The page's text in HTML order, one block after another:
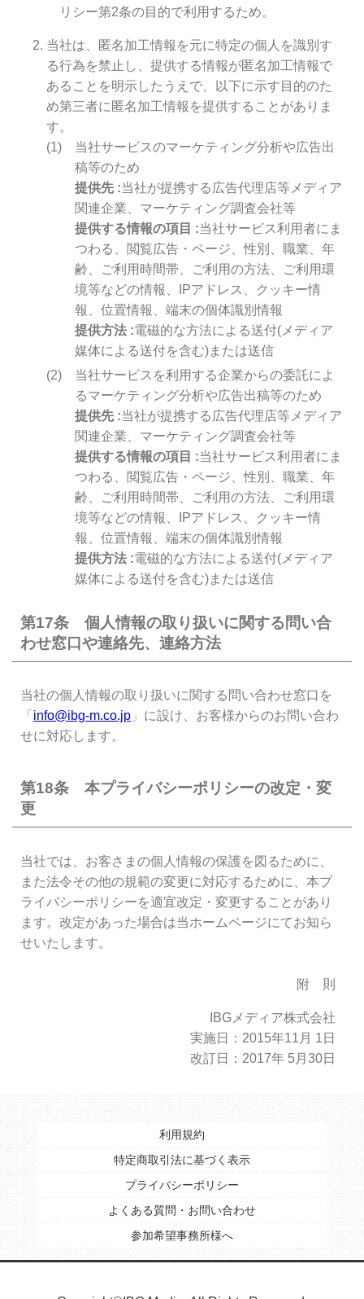
リシー第2条の目的で利用するため。
当社は、匿名加工情報を元に特定の個人を識別す
る行為を禁止し、提供する情報が匿名加工情報で
あることを明示したうえで、以下に示す目的のた
め第三者に匿名加工情報を提供することがありま
す。
当社サービスのマーケティング分析や広告出
稿等のため
提供先 当社が提携する広告代理店等メディア
関連企業、マーケティング調査会社等
提供する情報の項目
当社サービス利用者にま
つわる、閲覧広告・ページ、性別、職業、年
齢、ご利用時間帯、ご利用の方法、ご利用環
境等などの情報、IPアドレス、クッキー情
報、位置情報、端末の個体識別情報
提供方法 電磁的な方法による送付(メディア
媒体による送付を含む)または送信
当社サービスを利用する企業からの委託によ
るマーケティング分析や広告出稿等のため
提供先 当社が提携する広告代理店等メディア
関連企業、マーケティング調査会社等
提供する情報の項目
当社サービス利用者にま
つわる、閲覧広告・ページ、性別、職業、年
齢、ご利用時間帯、ご利用の方法、ご利用環
境等などの情報、IPアドレス、クッキー情
報、位置情報、端末の個体識別情報
提供方法 電磁的な方法による送付(メディア
媒体による送付を含む)または送信
第17条 個人情報の取り扱いに関する問い合
わせ窓口や連絡先、連絡方法
当社の個人情報の取り扱いに関する問い合わせ窓口を
「 info@ibg-m.co.jp 」に設け、お客様からのお問い合わ
せに対応します。
第18条 本プライバシーポリシーの改定・変
更
当社では、お客さまの個人情報の保護を図るために、
また法令その他の規範の変更に対応するために、本プ
ライバシーポリシーを適宜改定・変更することがあり
ます。改定があった場合は当ホームページにてお知ら
せいたします。
附 則
IBGメディア株式会社
実施日：2015年11月 1日
改訂日：2017年 5月30日
利用規約
特定商取引法に基づく表示
プライバシーポリシー
よくある質問・お問い合わせ
参加希望事務所様へ